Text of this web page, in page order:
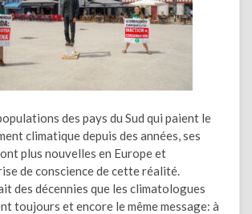
des pays du Sud qui paient le
climatique depuis des années, ses
plus nouvelles en Europe et
de conscience de cette réalité.
des décennies que les climatologues
toujours et encore le même message: à